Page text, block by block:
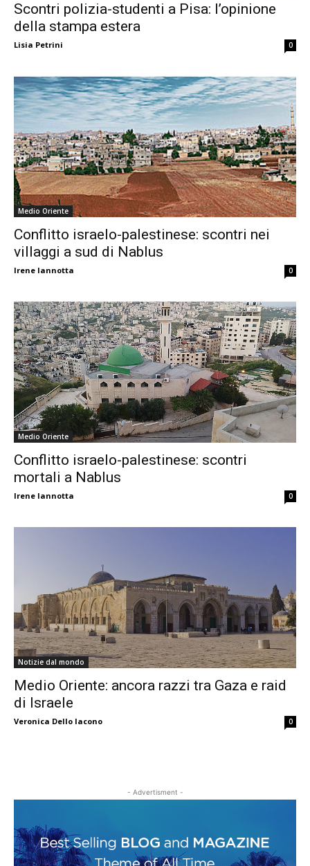
Scontri polizia-studenti a Pisa: l’opinione
della stampa estera
Lisia Petrini 0
Medio Oriente
Conflitto israelo-palestinese: scontri nei
villaggi a sud di Nablus
Irene Iannotta 0
Medio Oriente
­­Conflitto israelo-palestinese: scontri
mortali a Nablus
Irene Iannotta 0
Notizie dal mondo
Medio Oriente: ancora razzi tra Gaza e raid
di Israele
Veronica Dello Iacono 0
- Advertisment -